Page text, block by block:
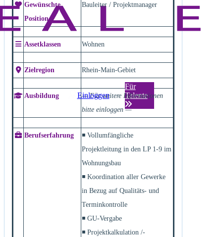
Einloggen
Für
Talente
Gewünschte
Position
Bauleiter / Projektmanager
Assetklassen Wohnen
Zielregion Rhein-Main-Gebiet
Ausbildung
— Für weitere Informationen
bitte einloggen —
Berufserfahrung
◾ Vollumfängliche
Projektleitung in den LP 1-9 im
Wohnungsbau
◾ Koordination aller Gewerke
in Bezug auf Qualitäts- und
Terminkontrolle
◾ GU-Vergabe
◾ Projektkalkulation /-